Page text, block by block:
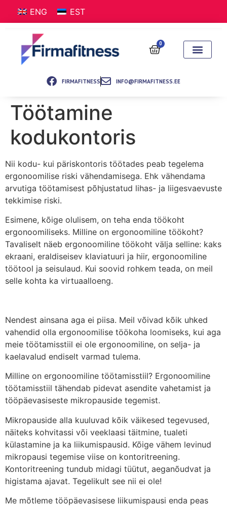
ENG EST
0
FIRMAFITNESS INFO@FIRMAFITNESS.EE
Töötamine
kodukontoris
Nii kodu- kui päriskontoris töötades peab tegelema
ergonoomilise riski vähendamisega. Ehk vähendama
arvutiga töötamisest põhjustatud lihas- ja liigesvaevuste
tekkimise riski.
Esimene, kõige olulisem, on teha enda töökoht
ergonoomiliseks. Milline on ergonoomiline töökoht?
Tavaliselt näeb ergonoomiline töökoht välja selline: kaks
ekraani, eraldiseisev klaviatuuri ja hiir, ergonoomiline
töötool ja seisulaud. Kui soovid rohkem teada, on meil
selle kohta ka virtuaalloeng.
Nendest ainsana aga ei piisa. Meil võivad kõik uhked
vahendid olla ergonoomilise töökoha loomiseks, kui aga
meie töötamisstiil ei ole ergonoomiline, on selja- ja
kaelavalud endiselt varmad tulema.
Milline on ergonoomiline töötamisstiil? Ergonoomiline
töötamisstiil tähendab pidevat asendite vahetamist ja
tööpäevasiseste mikropauside tegemist.
Mikropauside alla kuuluvad kõik väikesed tegevused,
näiteks kohvitassi või veeklaasi täitmine, tualeti
külastamine ja ka liikumispausid. Kõige vähem levinud
mikropausi tegemise viise on kontoritreening.
Kontoritreening tundub midagi tüütut, aeganõudvat ja
higistama ajavat. Tegelikult see nii ei ole!
Me mõtleme tööpäevasisese liikumispausi enda peas